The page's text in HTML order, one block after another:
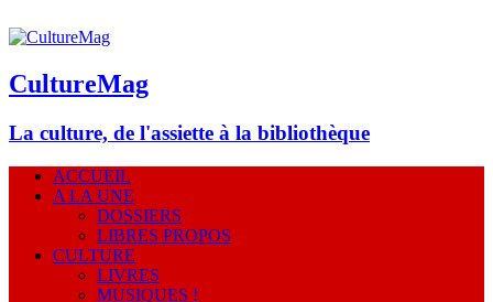
CultureMag
La culture, de l'assiette à la bibliothèque
ACCUEIL
A LA UNE
DOSSIERS
LIBRES PROPOS
CULTURE
LIVRES
MUSIQUES !